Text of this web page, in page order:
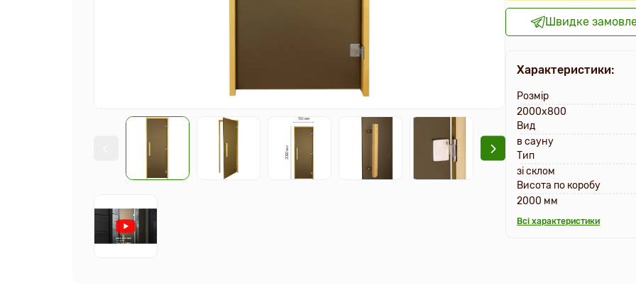
Швидке
Характеристики:
Розмір
2000х800
Вид
в сауну
Тип
зі склом
Висота по коробу
2000 мм
Всі характеристики